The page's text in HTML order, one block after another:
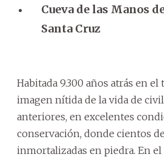
Cueva de las Manos
Santa Cruz
Habitada 9.300 años atrás en el
imagen nítida de la vida de
anteriores, en excelentes
conservación, donde cientos
inmortalizadas en piedra. En